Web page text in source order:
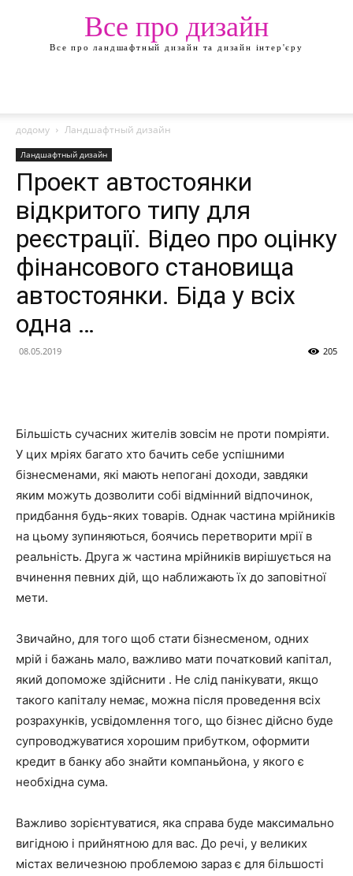
Все про дизайн
Все про ландшафтный дизайн та дизайн інтер'єру
додому Ландшафтный дизайн
Ландшафтный дизайн
Проект автостоянки
відкритого типу для
реєстрації. Відео про оцінку
фінансового становища
автостоянки. Біда у всіх
одна …
08.05.2019 205
Більшість сучасних жителів зовсім не проти помріяти.
У цих мріях багато хто бачить себе успішними
бізнесменами, які мають непогані доходи, завдяки
яким можуть дозволити собі відмінний відпочинок,
придбання будь-яких товарів. Однак частина мрійників
на цьому зупиняються, боячись перетворити мрії в
реальність. Друга ж частина мрійників вирішується на
вчинення певних дій, що наближають їх до заповітної
мети.
Звичайно, для того щоб стати бізнесменом, одних
мрій і бажань мало, важливо мати початковий капітал,
який допоможе здійснити . Не слід панікувати, якщо
такого капіталу немає, можна після проведення всіх
розрахунків, усвідомлення того, що бізнес дійсно буде
супроводжуватися хорошим прибутком, оформити
кредит в банку або знайти компаньйона, у якого є
необхідна сума.
Важливо зорієнтуватися, яка справа буде максимально
вигідною і прийнятною для вас. До речі, у великих
містах величезною проблемою зараз є для більшості